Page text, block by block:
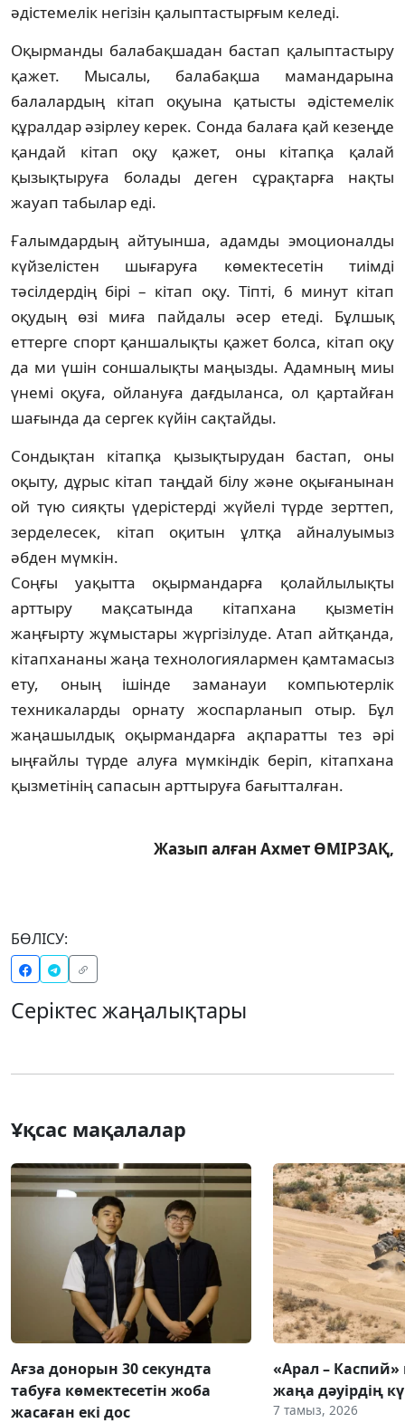
әдістемелік негі­зін қалыптастырғым келеді.
Оқырманды балабақшадан бастап қа­лыптастыру
қажет. Мысалы, балабақша ма­мандарына
балалардың кітап оқуына қа­тысты әдістемелік
құралдар әзірлеу керек. Сон­да балаға қай кезеңде
қандай кітап оқу қа­жет, оны кітапқа қалай
қызықтыруға бо­ла­ды деген сұрақтарға нақты
жауап та­былар еді.
Ғалымдардың айтуынша, адамды эмо­цио­налды
күйзелістен шығаруға көмек­тесе­тін тиімді
тәсілдердің бірі – кітап оқу. Тіпті, 6 минут кітап
оқудың өзі миға пайдалы әсер етеді. Бұлшық
еттерге спорт қаншалықты қажет болса, кітап оқу
да ми үшін сонша­лық­ты маңызды. Адамның миы
үнемі оқуға, ойлануға дағдыланса, ол қартайған
шағында да сергек күйін сақтайды.
Сондықтан кітапқа қызықтырудан бас­тап, оны
оқыту, дұрыс кітап таңдай білу және оқығанынан
ой түю сияқты үдерістерді жүйе­лі түрде зерттеп,
зерделесек, кітап оқи­тын ұлтқа айналуымыз
әбден мүмкін.
Соңғы уақытта оқырмандарға қолай­лы­лықты
арттыру мақсатында кітапхана қыз­метін
жаңғырту жұмыстары жүргізілуде. Атап айтқанда,
кітапхананы жаңа тех­но­логиялармен қамтамасыз
ету, оның ішінде за­манауи компьютерлік
техникаларды ор­нату жоспарланып отыр. Бұл
жаңашылдық оқыр­мандарға ақпаратты тез әрі
ыңғайлы түр­де алуға мүмкіндік беріп, кітапхана
қыз­метінің сапасын арттыруға бағытталған.
Жазып алған Ахмет ӨМІРЗАҚ,
БӨЛІСУ:
Серіктес жаңалықтары
Ұқсас мақалалар
Ағза донорын 30 секундта
табуға көмектесетін жоба
жасаған екі дос
«Арал – Каспий»
жаңа дәуірдің
7 тамыз, 2026